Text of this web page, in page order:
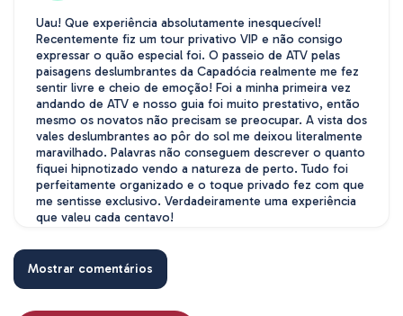
Uau! Que experiência absolutamente inesquecível!
Recentemente fiz um tour privativo VIP e não consigo
expressar o quão especial foi. O passeio de ATV pelas
paisagens deslumbrantes da Capadócia realmente me fez
sentir livre e cheio de emoção! Foi a minha primeira vez
andando de ATV e nosso guia foi muito prestativo, então
mesmo os novatos não precisam se preocupar. A vista dos
vales deslumbrantes ao pôr do sol me deixou literalmente
maravilhado. Palavras não conseguem descrever o quanto
fiquei hipnotizado vendo a natureza de perto. Tudo foi
perfeitamente organizado e o toque privado fez com que
me sentisse exclusivo. Verdadeiramente uma experiência
que valeu cada centavo!
Mostrar comentários